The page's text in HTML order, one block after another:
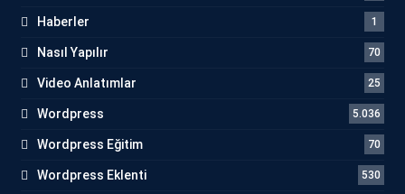
Haberler 1
Nasıl Yapılır 70
Video Anlatımlar 25
Wordpress 5.036
Wordpress Eğitim 70
Wordpress Eklenti 530